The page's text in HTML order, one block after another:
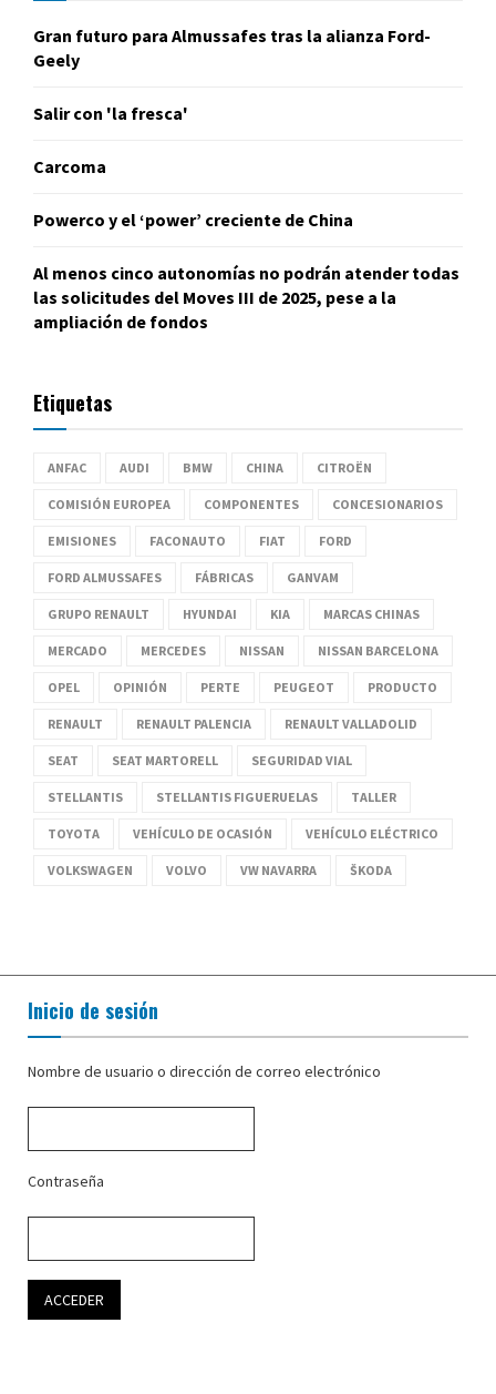
Gran futuro para Almussafes tras la alianza Ford-
Geely
Salir con 'la fresca'
Carcoma
Powerco y el ‘power’ creciente de China
Al menos cinco autonomías no podrán atender todas
las solicitudes del Moves III de 2025, pese a la
ampliación de fondos
Etiquetas
ANFAC AUDI BMW CHINA CITROËN
COMISIÓN EUROPEA COMPONENTES CONCESIONARIOS
EMISIONES FACONAUTO FIAT FORD
FORD ALMUSSAFES FÁBRICAS GANVAM
GRUPO RENAULT HYUNDAI KIA MARCAS CHINAS
MERCADO MERCEDES NISSAN NISSAN BARCELONA
OPEL OPINIÓN PERTE PEUGEOT PRODUCTO
RENAULT RENAULT PALENCIA RENAULT VALLADOLID
SEAT SEAT MARTORELL SEGURIDAD VIAL
STELLANTIS STELLANTIS FIGUERUELAS TALLER
TOYOTA VEHÍCULO DE OCASIÓN VEHÍCULO ELÉCTRICO
VOLKSWAGEN VOLVO VW NAVARRA ŠKODA
Inicio de sesión
Nombre de usuario o dirección de correo electrónico
Contraseña